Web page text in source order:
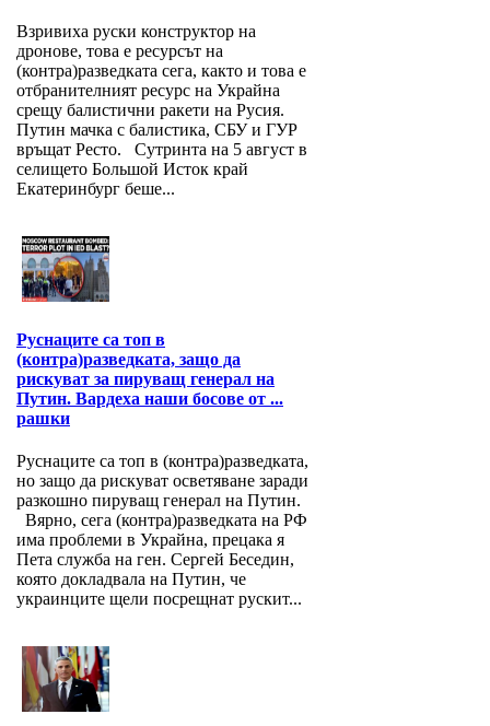
Взривиха руски конструктор на
дронове, това е ресурсът на
(контра)разведката сега, както и това е
отбранителният ресурс на Украйна
срещу балистични ракети на Русия.
Путин мачка с балистика, СБУ и ГУР
връщат Ресто. Сутринта на 5 август в
селището Большой Исток край
Екатеринбург беше...
Руснаците са топ в
(контра)разведката, защо да
рискуват за пируващ генерал на
Путин. Вардеха наши босове от ...
рашки
Руснаците са топ в (контра)разведката,
но защо да рискуват осветяване заради
разкошно пируващ генерал на Путин.
Вярно, сега (контра)разведката на РФ
има проблеми в Украйна, прецака я
Пета служба на ген. Сергей Беседин,
която докладвала на Путин, че
украинците щели посрещнат рускит...